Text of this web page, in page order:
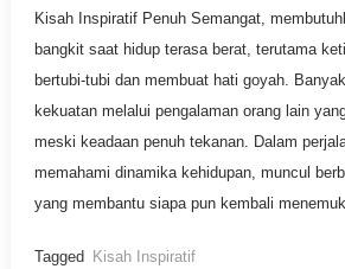
Kisah Inspiratif Penuh Semangat,
bangkit saat hidup terasa berat, terutama
bertubi-tubi dan membuat hati goyah.
kekuatan melalui pengalaman orang lain
meski keadaan penuh tekanan. Dalam
memahami dinamika kehidupan, muncul
yang membantu siapa pun kembali
Tagged Kisah Inspiratif